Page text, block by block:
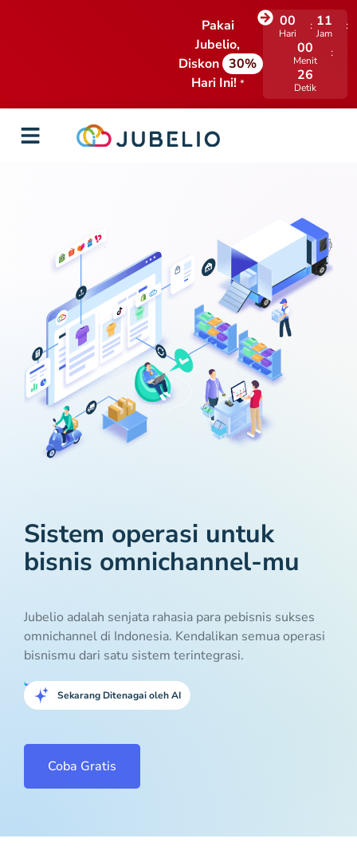
Pakai
Jubelio,
Diskon 30%
Hari Ini! *
00
Hari
11
Jam
00
Menit
24
Detik
Sistem operasi untuk
bisnis omnichannel-mu
Jubelio adalah senjata rahasia para pebisnis sukses
omnichannel di Indonesia. Kendalikan semua operasi
bisnismu dari satu sistem terintegrasi.
Sekarang Ditenagai oleh AI
Coba Gratis